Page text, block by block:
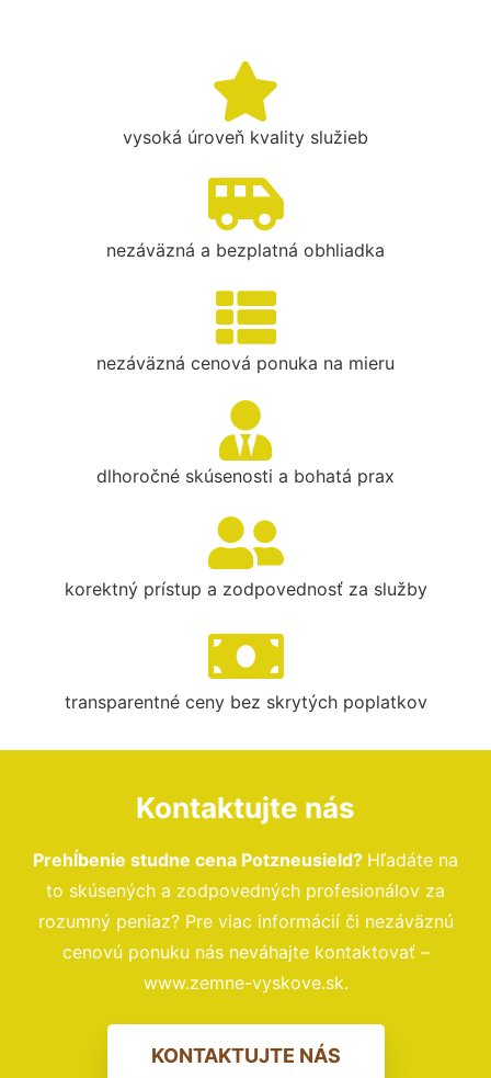
vysoká úroveň kvality služieb
nezáväzná a bezplatná obhliadka
nezáväzná cenová ponuka na mieru
dlhoročné skúsenosti a bohatá prax
korektný prístup a zodpovednosť za služby
transparentné ceny bez skrytých poplatkov
Kontaktujte nás
Prehĺbenie studne cena Potzneusield? Hľadáte na
to skúsených a zodpovedných profesionálov za
rozumný peniaz? Pre viac informácií či nezáväznú
cenovú ponuku nás neváhajte kontaktovať –
www.zemne-vyskove.sk.
KONTAKTUJTE NÁS